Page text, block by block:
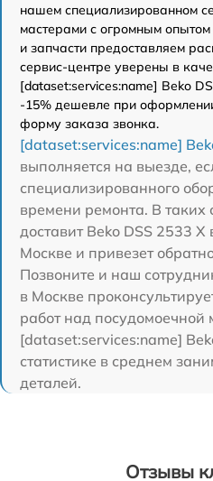
нашем специализированном
мастерами с огромным
и запчасти предоставляем
сервис-центре уверены в
[dataset:services:name] Beko
-15% дешевле при
форму заказа звонка.
[dataset:services:name]
выполняется на выезде,
специализированного
времени ремонта. В таких
доставит Beko DSS 2533
Москве и привезет
Позвоните и наш
в Москве
работ над
[dataset:services:name]
статистике в среднем
деталей.
Отзывы